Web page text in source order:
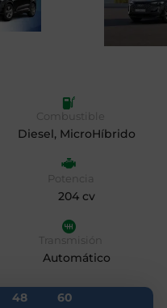
Combustible
Diesel, MicroHíbrido
Potencia
204 cv
Transmisión
Automático
48
60